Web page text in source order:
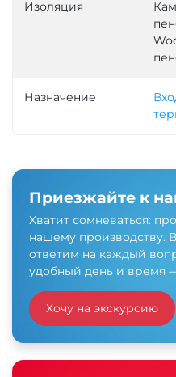
Изоляция
Назначение
Приезжайте к
Хватит сомневаться:
нашему производству.
ответим на каждый
удобный день и время
Хочу на экскурсию